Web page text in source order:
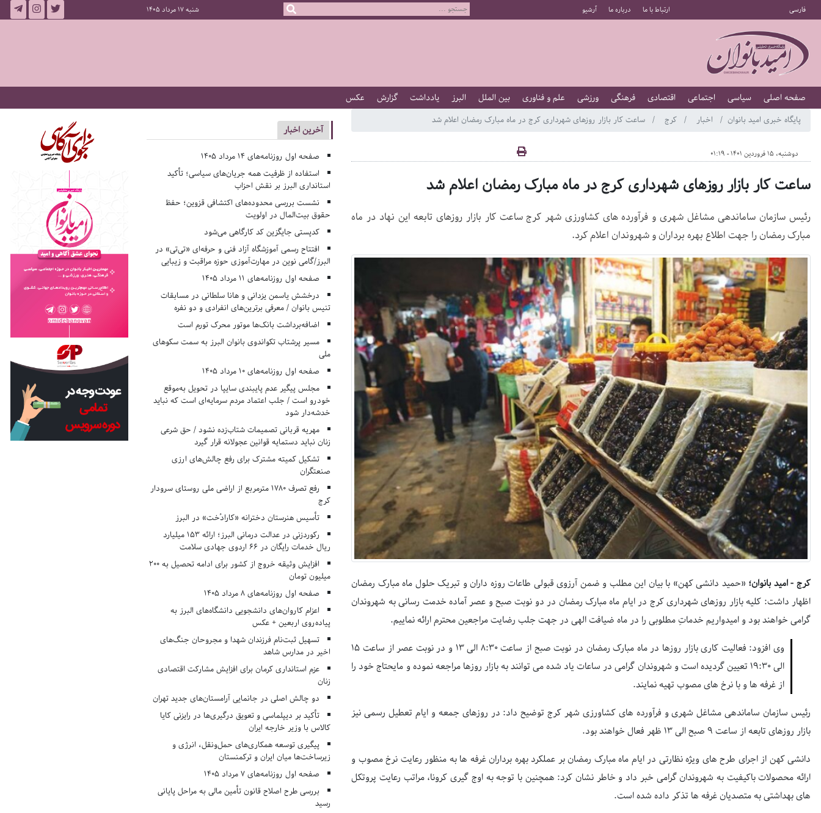
فارسی ارتباط با ما درباره ما آرشیو شنبه 17 مرداد 1405
صفحه اصلی سیاسی اجتماعی اقتصادی فرهنگی ورزشی علم و فناوری بین الملل البرز یادداشت گزارش عکس
پایگاه خبری امید بانوان اخبار کرج ساعت کار بازار روزهای شهرداری کرج در ماه مبارک رمضان اعلام شد
دوشنبه، 15 فروردین 1401 - 01:19
ساعت کار بازار روزهای شهرداری کرج در ماه مبارک رمضان اعلام شد
رئیس سازمان ساماندهی مشاغل شهری و فرآورده های کشاورزی شهر کرج ساعت کار بازار روزهای تابعه این نهاد در ماه
مبارک رمضان را جهت اطلاع بهره برداران و شهروندان اعلام کرد.
کرج - امید بانوان؛ «حمید دانشی کهن» با بیان این مطلب و ضمن آرزوی قبولی طاعات روزه داران و تبریک حلول ماه مبارک رمضان
اظهار داشت: کلیه بازار روزهای شهرداری کرج در ایام ماه مبارک رمضان در دو نوبت صبح و عصر آماده خدمت رسانی به شهروندان
گرامی خواهند بود و امیدواریم خدماتِ مطلوبی را در ماه ضیافت الهی در جهت جلب رضایت مراجعین محترم ارائه نماییم.
وی افزود: فعالیت کاری بازار روزها در ماه مبارک رمضان در نوبت صبح از ساعت ۸:۳۰ الی ۱۳ و در نوبت عصر از ساعت ۱۵
الی ۱۹:۳۰ تعیین گردیده است و شهروندان گرامی در ساعات یاد شده می توانند به بازار روزها مراجعه نموده و مایحتاج خود را
از غرفه ها و با نرخ های مصوب تهیه نمایند.
رئیس سازمان ساماندهی مشاغل شهری و فرآورده های کشاورزی شهر کرج توضیح داد: در روزهای جمعه و ایام تعطیل رسمی نیز
بازار روزهای تابعه از ساعت ۹ صبح الی ۱۳ ظهر فعال خواهند بود.
دانشی کهن از اجرای طرح های ویژه نظارتی در ایام ماه مبارک رمضان بر عملکرد بهره برداران غرفه ها به منظور رعایت نرخ مصوب و
ارائه محصولات باکیفیت به شهروندان گرامی خبر داد و خاطر نشان کرد: همچنین با توجه به اوج گیری کرونا، مراتب رعایت پروتکل
های بهداشتی به متصدیان غرفه ها تذکر داده شده است.
آخرین اخبار
صفحه اول روزنامه‌های 14 مرداد 1405
استفاده از ظرفیت همه جریان‌های سیاسی؛ تأکید
استانداری البرز بر نقش احزاب
نشست بررسی محدوده‌های اکتشافی قزوین؛ حفظ
حقوق بیت‌المال در اولویت
کدپستی جایگزین کد کارگاهی می‌شود
افتتاح رسمی آموزشگاه آزاد فنی و حرفه‌ای «تی‌تی» در
البرز/گامی نوین در مهارت‌آموزی حوزه مراقبت و زیبایی
صفحه اول روزنامه‌های 11 مرداد 1405
درخشش یاسمن یزدانی و هانا سلطانی در مسابقات
تنیس بانوان / معرفی برترین‌های انفرادی و دو نفره
اضافه‌برداشت بانک‌ها موتور محرک تورم است
مسیر پرشتاب تکواندوی بانوان البرز به سمت سکوهای
ملی
صفحه اول روزنامه‌های 10 مرداد 1405
مجلس پیگیر عدم پایبندی سایپا در تحویل به‌موقع
خودرو است / جلب اعتماد مردم سرمایه‌ای است که نباید
خدشه‌دار شود
مهریه قربانی تصمیمات شتاب‌زده نشود / حق شرعی
زنان نباید دستمایه قوانین عجولانه قرار گیرد
تشکیل کمیته مشترک برای رفع چالش‌های ارزی
صنعتگران
رفع تصرف ۱۷۸۰ مترمربع از اراضی ملی روستای سرودار
کرج
تأسیس هنرستان دخترانه «کارادُخت» در البرز
رکوردزنی در عدالت درمانی البرز؛ ارائه ۱۵۳ میلیارد
ریال خدمات رایگان در ۶۶ اردوی جهادی سلامت
افزایش وثیقه خروج از کشور برای ادامه تحصیل به ۲۰۰
میلیون تومان
صفحه اول روزنامه‌های 8 مرداد 1405
اعزام کاروان‌های دانشجویی دانشگاه‌های البرز به
پیاده‌روی اربعین + عکس
تسهیل ثبت‌نام فرزندان شهدا و مجروحان جنگ‌های
اخیر در مدارس شاهد
عزم استانداری کرمان برای افزایش مشارکت اقتصادی
زنان
دو چالش اصلی در جانمایی آرامستان‌های جدید تهران
تأکید بر دیپلماسی و تعویق درگیری‌ها در رایزنی کایا
کالاس با وزیر خارجه ایران
پیگیری توسعه همکاری‌های حمل‌ونقل، انرژی و
زیرساخت‌ها میان ایران و ترکمنستان
صفحه اول روزنامه‌های 7 مرداد 1405
بررسی طرح اصلاح قانون تأمین مالی به مراحل پایانی
رسید